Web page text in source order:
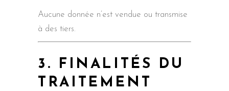
Aucune donnée n’est vendue ou transmise
à des tiers.
3. FINALITÉS DU
TRAITEMENT